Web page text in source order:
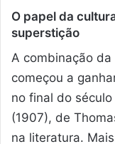
O papel da
superstição
A combinação
começou a
no final do século
(1907), de
na literatura.